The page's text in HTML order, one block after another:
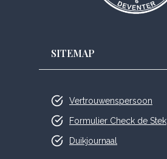
SITEMAP
Vertrouwenspersoon
Formulier Check de Stek
Duikjournaal